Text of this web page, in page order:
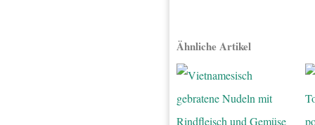
Ähnliche Artikel